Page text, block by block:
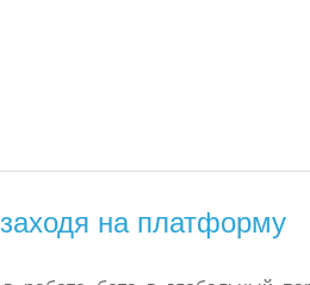
на платформу